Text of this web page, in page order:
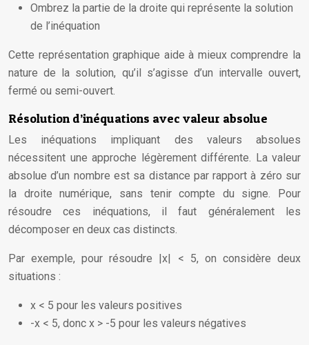
Ombrez la partie de la droite qui représente la solution
de l’inéquation
Cette représentation graphique aide à mieux comprendre la
nature de la solution, qu’il s’agisse d’un intervalle ouvert,
fermé ou semi-ouvert.
Résolution d’inéquations avec valeur absolue
Les inéquations impliquant des valeurs absolues
nécessitent une approche légèrement différente. La valeur
absolue d’un nombre est sa distance par rapport à zéro sur
la droite numérique, sans tenir compte du signe. Pour
résoudre ces inéquations, il faut généralement les
décomposer en deux cas distincts.
Par exemple, pour résoudre |x| < 5, on considère deux
situations :
x < 5 pour les valeurs positives
-x < 5, donc x > -5 pour les valeurs négatives